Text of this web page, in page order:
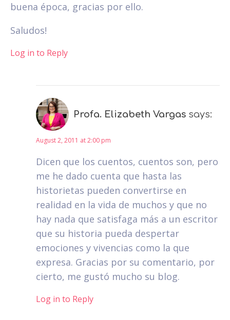
buena época, gracias por ello.
Saludos!
Log in to Reply
Profa. Elizabeth Vargas says:
August 2, 2011 at 2:00 pm
Dicen que los cuentos, cuentos son, pero
me he dado cuenta que hasta las
historietas pueden convertirse en
realidad en la vida de muchos y que no
hay nada que satisfaga más a un escritor
que su historia pueda despertar
emociones y vivencias como la que
expresa. Gracias por su comentario, por
cierto, me gustó mucho su blog.
Log in to Reply